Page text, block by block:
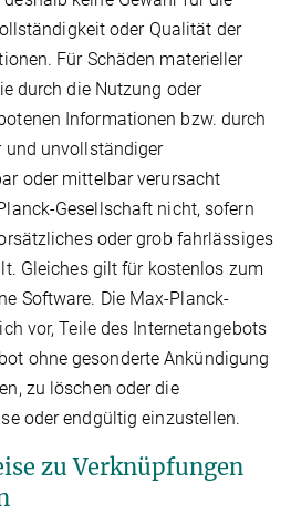
oder Qualität der
Für Schäden materieller
durch die Nutzung oder
Informationen bzw. durch
und unvollständiger
oder mittelbar verursacht
Gesellschaft nicht, sofern
oder grob fahrlässiges
Gleiches gilt für kostenlos zum
Software. Die Max-Planck-
vor, Teile des Internetangebots
ohne gesonderte Ankündigung
zu löschen oder die
oder endgültig einzustellen.
zu Verknüpfungen